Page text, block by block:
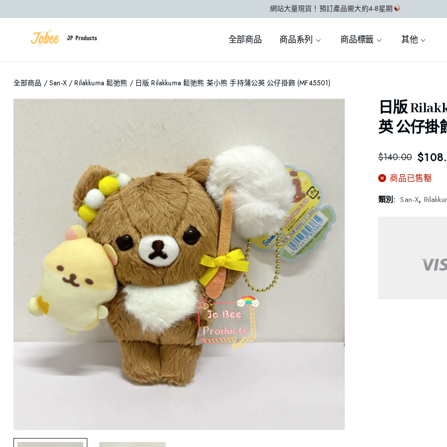
網站大量現貨！預訂產品需大約4-8星期
全部商品 商品系列 商品標籤 其他
全部商品 /San-X/Rilakkuma 鬆弛熊 / 日版 Rilakkuma 鬆弛熊 茶小熊 手持蒲公英 公仔掛飾 (MF45501)
日版
英 公仔掛
$140.00 $
商品已售罊
類別: San-X,